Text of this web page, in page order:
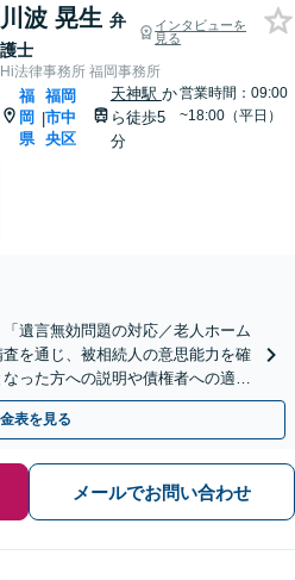
川波 晃生 弁
護士
インタビューを
見る
Hi法律事務所 福岡事務所
福
岡
県
|
福岡
市中
央区
天神駅 か
ら徒歩5
分
営業時間：09:00
~18:00（平日）
遺言無効問題の対応／老人ホーム
を通じ、被相続人の意思能力を確
った方への説明や債権者への適切
」【休日・夜間相談可】
表を見る
メールでお問い合わせ